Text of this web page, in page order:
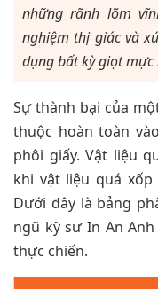
những rãnh lõm
nghiệm thị giác và
dụng bất kỳ giọt mực
Sự thành bại của
thuộc hoàn toàn
phôi giấy. Vật liệu
khi vật liệu quá
Dưới đây là bảng
ngũ kỹ sư In An
thực chiến.